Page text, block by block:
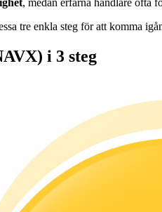
tre enkla steg för att komma
i 3 steg